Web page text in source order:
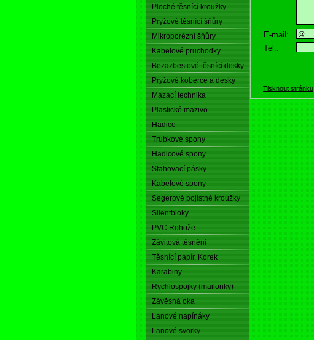
Ploché těsnící kroužky
Pryžové těsnící šňůry
Mikroporézní šňůry
Kabelové průchodky
Bezazbestové těsnící desky
Pryžové koberce a desky
Mazací technika
Plastické mazivo
Hadice
Trubkové spony
Hadicové spony
Stahovací pásky
Kabelové spony
Segerové pojistné kroužky
Silentbloky
PVC Rohože
Závitová těsnění
Těsnící papír, Korek
Karabiny
Rychlospojky (mailonky)
Závěsná oka
Lanové napínáky
Lanové svorky
E-mail:
Tel.:
Tisknout stránku